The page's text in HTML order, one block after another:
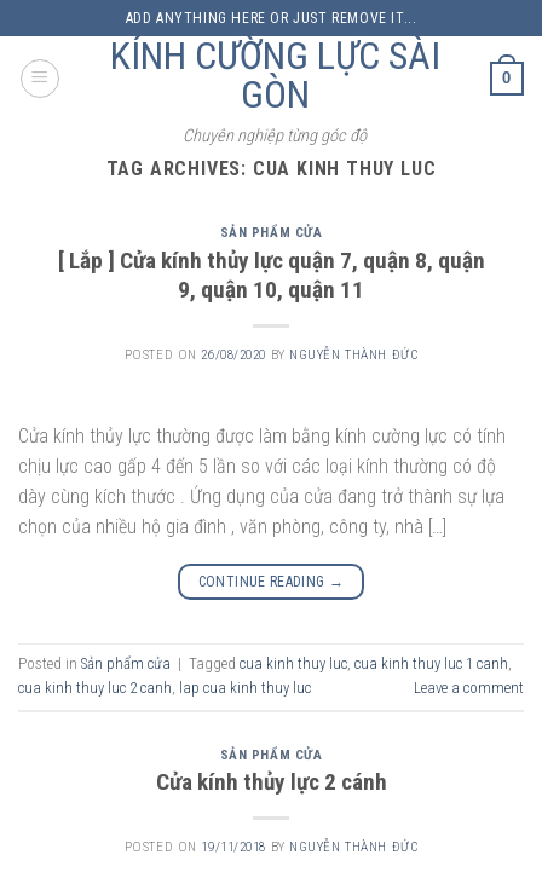
to
content
ADD ANYTHING HERE OR JUST REMOVE IT...
KÍNH CƯỜNG LỰC SÀI
GÒN
Chuyên nghiệp từng góc độ
0
TAG ARCHIVES: CUA KINH THUY LUC
SẢN PHẨM CỬA
[ Lắp ] Cửa kính thủy lực quận 7, quận 8, quận
9, quận 10, quận 11
POSTED ON 26/08/2020 BY NGUYỄN THÀNH ĐỨC
Cửa kính thủy lực thường được làm bằng kính cường lực có tính
chịu lực cao gấp 4 đến 5 lần so với các loại kính thường có độ
dày cùng kích thước . Ứng dụng của cửa đang trở thành sự lựa
chọn của nhiều hộ gia đình , văn phòng, công ty, nhà […]
CONTINUE READING →
Posted in Sản phẩm cửa | Tagged cua kinh thuy luc cua kinh thuy luc 1 canh
cua kinh thuy luc 2 canh
lap cua kinh thuy luc Leave a comment
SẢN PHẨM CỬA
Cửa kính thủy lực 2 cánh
POSTED ON 19/11/2018 BY NGUYỄN THÀNH ĐỨC